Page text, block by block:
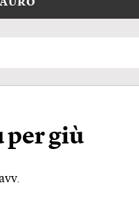
per giù